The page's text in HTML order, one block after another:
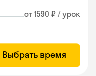
от 1590 ₽ / урок
Выбрать время